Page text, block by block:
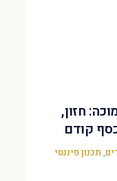
חזון,
קודם
, תכנון פיננסי